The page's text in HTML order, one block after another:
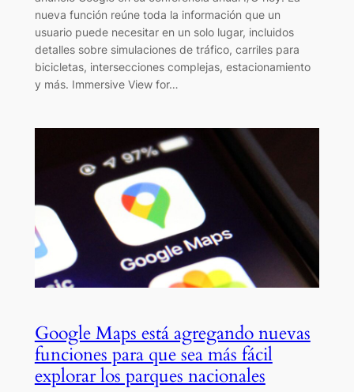
nueva función reúne toda la información que un
usuario puede necesitar en un solo lugar, incluidos
detalles sobre simulaciones de tráfico, carriles para
bicicletas, intersecciones complejas, estacionamiento
y más. Immersive View for…
Google Maps está agregando nuevas
funciones para que sea más fácil
explorar los parques nacionales